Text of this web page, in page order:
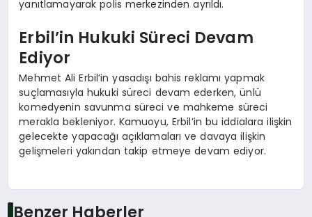
yanıtlamayarak polis merkezinden ayrıldı.
Erbil’in Hukuki Süreci Devam
Ediyor
Mehmet Ali Erbil’in yasadışı bahis reklamı yapmak
suçlamasıyla hukuki süreci devam ederken, ünlü
komedyenin savunma süreci ve mahkeme süreci
merakla bekleniyor. Kamuoyu, Erbil’in bu iddialara ilişkin
gelecekte yapacağı açıklamaları ve davaya ilişkin
gelişmeleri yakından takip etmeye devam ediyor.
Benzer Haberler